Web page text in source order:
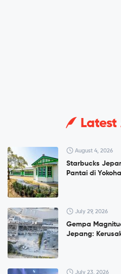
August 4, 2026
Starbucks
Pantai di
July 29, 2026
Gempa
Jepang:
July 23, 2026